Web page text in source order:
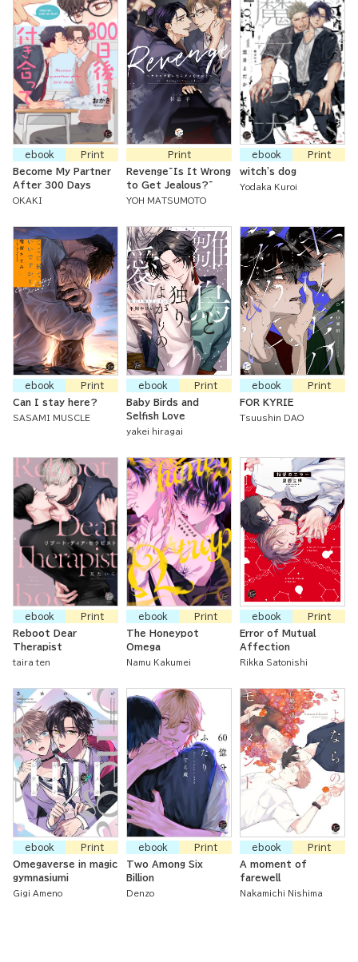
ebook
Print
Become My Partner
After 300 Days
OKAKI
Print
Revenge~Is It Wrong
to Get Jealous?~
YOH MATSUMOTO
ebook
Print
witch's dog
Yodaka Kuroi
ebook
Print
Can I stay here?
SASAMI MUSCLE
ebook
Print
Baby Birds and
Selfish Love
yakei hiragai
ebook
Print
FOR KYRIE
Tsuushin DAO
ebook
Print
Reboot Dear
Therapist
taira ten
ebook
Print
The Honeypot
Omega
Namu Kakumei
ebook
Print
Error of Mutual
Affection
Rikka Satonishi
ebook
Print
Omegaverse in magic
gymnasiumi
Gigi Ameno
ebook
Print
Two Among Six
Billion
Denzo
ebook
Print
A moment of
farewell
Nakamichi Nishima